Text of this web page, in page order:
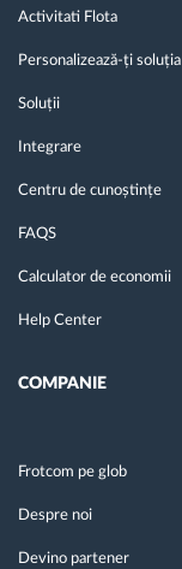
Activitati Flota
Personalizează-ți soluția
Soluții
Integrare
Centru de cunoștințe
FAQS
Calculator de economii
Help Center
COMPANIE
Frotcom pe glob
Despre noi
Devino partener